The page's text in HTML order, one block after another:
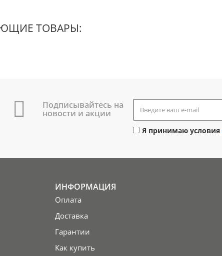
ТОВАРЫ:
Подписывайтесь на
новости и акции
Я принимаю условия
ИНФОРМАЦИЯ
Оплата
Доставка
Гарантии
Как купить